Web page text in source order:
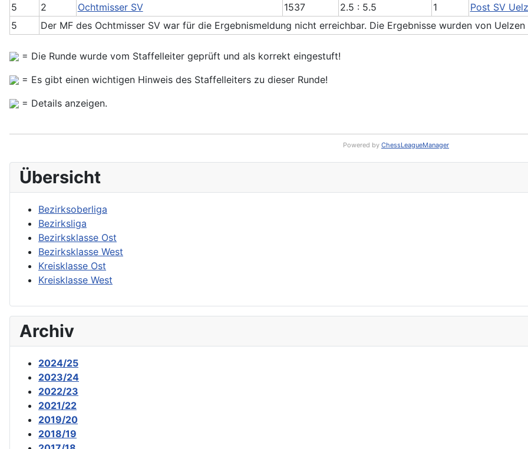
Übersicht
Bezirksoberliga
Bezirksliga
Bezirksklasse Ost
Bezirksklasse West
Kreisklasse Ost
Kreisklasse West
Archiv
2024/25
2023/24
2022/23
2021/22
2019/20
2018/19
5
2 Ochtmisser SV 1537 2.5 : 5.5 1
Post SV
5
Der MF des Ochtmisser SV war für die Ergebnismeldung nicht erreichbar. Die Ergebnisse wurden von Uelzen
= Die Runde wurde vom Staffelleiter geprüft und als korrekt eingestuft!
= Es gibt einen wichtigen Hinweis des Staffelleiters zu dieser Runde!
= Details anzeigen.
Powered by ChessLeagueManager